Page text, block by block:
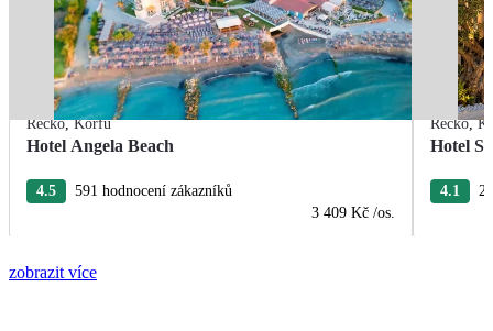
Řecko,Korfu
Hotel Angela Beach
4.5
591 hodnocení zákazníků
3 409 Kč /os.
Řecko,
Hotel
4.1
zobrazit více